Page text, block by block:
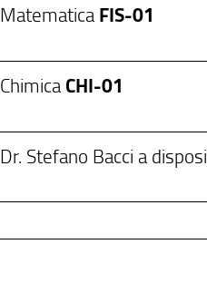
MatematicaFIS-01
ChimicaCHI-01
Dr. Stefano Bacci a